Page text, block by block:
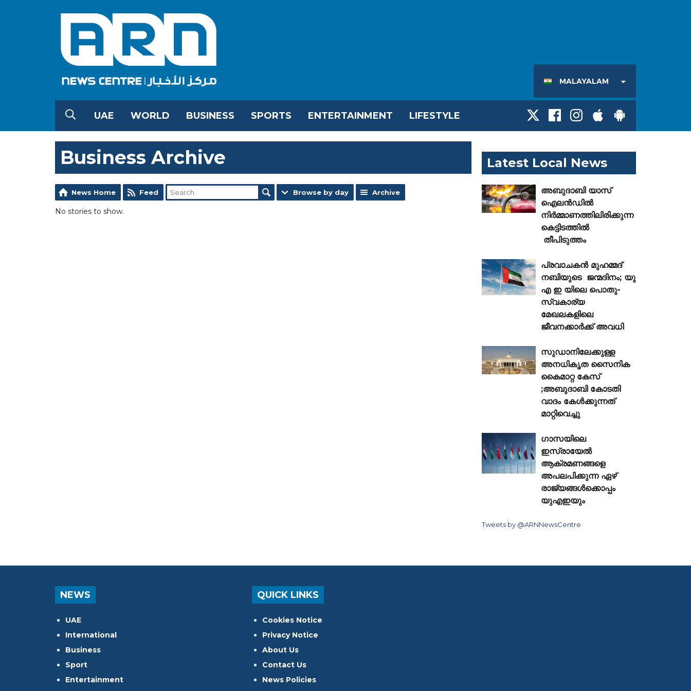
MALAYALAM
UAE WORLD BUSINESS SPORTS ENTERTAINMENT LIFESTYLE
Business Archive
News Home Feed Browse by day Archive
No stories to show.
Latest Local News
അബുദാബി യാസ്
ഐലൻഡിൽ
നിർമ്മാണത്തിലിരിക്കുന്ന
കെട്ടിടത്തിൽ
തീപിടുത്തം
പ്രവാചകൻ മുഹമ്മദ്
നബിയുടെ ജന്മദിനം; യു
എ ഇ യിലെ പൊതു-
സ്വകാര്യ
മേഖലകളിലെ
ജീവനക്കാർക്ക് അവധി
സുഡാനിലേക്കുള്ള
അനധികൃത സൈനിക
കൈമാറ്റ കേസ്
;അബുദാബി കോടതി
വാദം കേൾക്കുന്നത്
മാറ്റിവെച്ചു
ഗാസയിലെ
ഇസ്രായേൽ
ആക്രമണങ്ങളെ
അപലപിക്കുന്ന ഏഴ്
രാജ്യങ്ങൾക്കൊപ്പം
യുഎഇയും
Tweets by @ARNNewsCentre
NEWS
UAE
International
Business
Sport
Entertainment
QUICK LINKS
Cookies Notice
Privacy Notice
About Us
Contact Us
News Policies